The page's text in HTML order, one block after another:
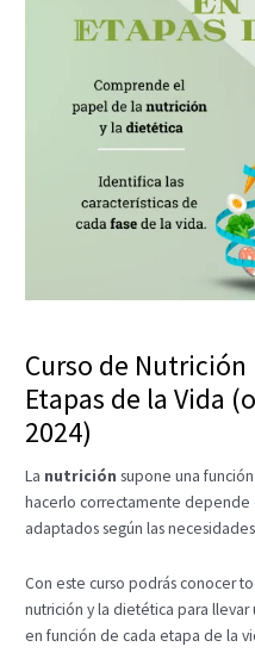
Curso de Nutrición
Etapas de la Vida
2024)
La nutrición supone una
hacerlo correctamente depende
adaptados según las
Con este curso podrás conocer
nutrición y la dietética para
en función de cada etapa de la